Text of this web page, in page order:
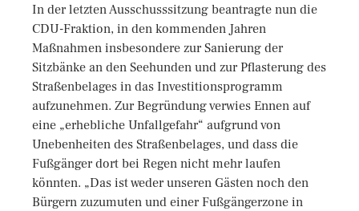
In der letzten Ausschusssitzung beantragte nun die
CDU-Fraktion, in den kommenden Jahren
Maßnahmen insbesondere zur Sanierung der
Sitzbänke an den Seehunden und zur Pflasterung des
Straßenbelages in das Investitionsprogramm
aufzunehmen. Zur Begründung verwies Ennen auf
eine „erhebliche Unfallgefahr“ aufgrund von
Unebenheiten des Straßenbelages, und dass die
Fußgänger dort bei Regen nicht mehr laufen
könnten. „Das ist weder unseren Gästen noch den
Bürgern zuzumuten und einer Fußgängerzone in